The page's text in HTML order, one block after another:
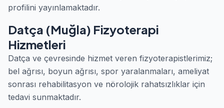
profilini yayınlamaktadır.
Datça (Muğla) Fizyoterapi
Hizmetleri
Datça ve çevresinde hizmet veren fizyoterapistlerimiz;
bel ağrısı, boyun ağrısı, spor yaralanmaları, ameliyat
sonrası rehabilitasyon ve nörolojik rahatsızlıklar için
tedavi sunmaktadır.